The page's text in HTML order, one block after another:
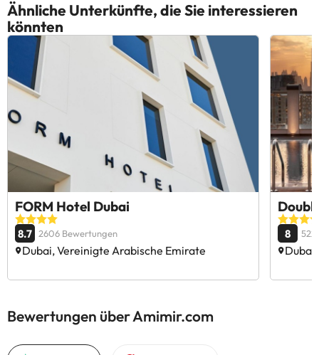
Ähnliche Unterkünfte, die Sie interessieren
könnten
FORM Hotel Dubai
8.7 2606 Bewertungen
Dubai, Vereinigte Arabische Emirate
8
Bewertungen über Amimir.com